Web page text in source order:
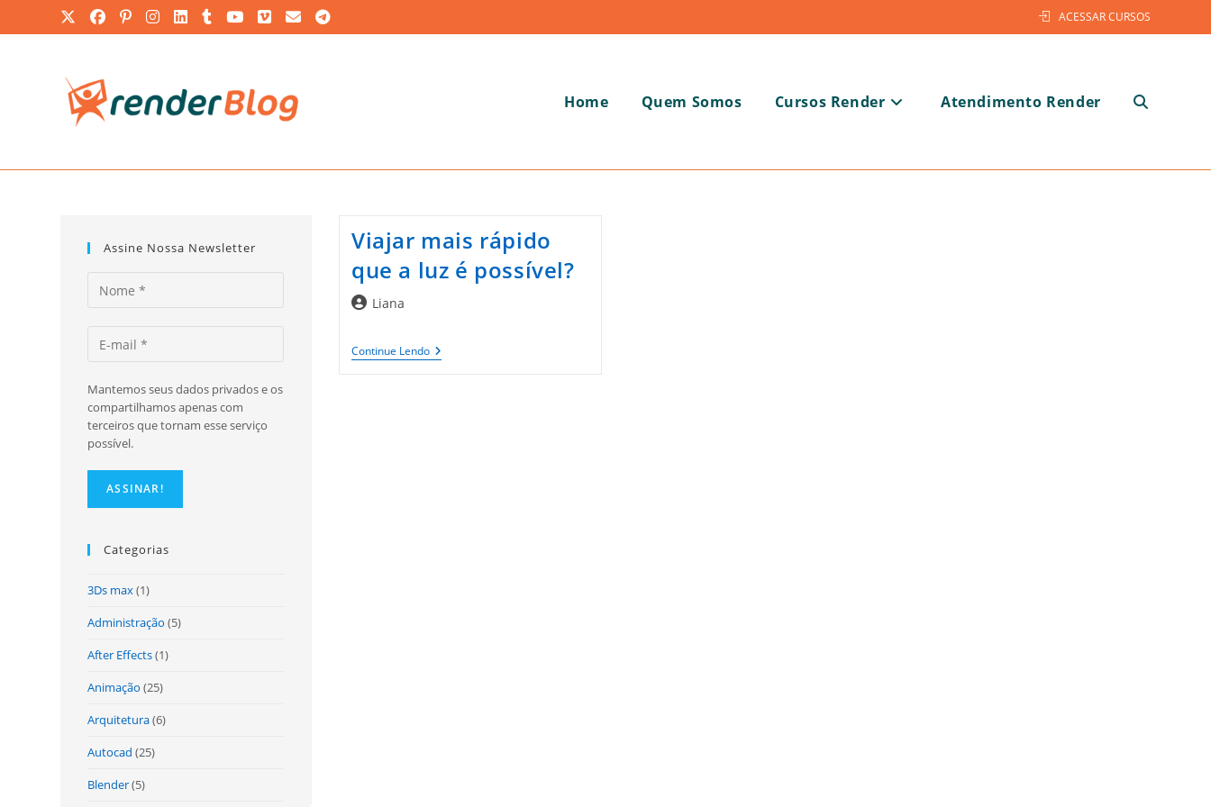
para
ACESSAR CURSOS
Home Quem Somos Cursos Render Atendimento Render Alternar
Viajar mais rápido
que a luz é possível?
AutorLiana
Continue LendoViajar
Mais
Assine Nossa Newsletter
Mantemos seus dados privados e os
compartilhamos apenas com
terceiros que tornam esse serviço
possível.
Categorias
3Ds max(1)
Administração (5)
After Effects(1)
Animação (25)
Arquitetura(6)
Autocad (25)
Blender(5)